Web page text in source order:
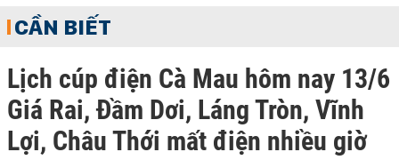
CẦN BIẾT
Lịch cúp điện Cà Mau hôm nay 13/6
Giá Rai, Đầm Dơi, Láng Tròn, Vĩnh
Lợi, Châu Thới mất điện nhiều giờ